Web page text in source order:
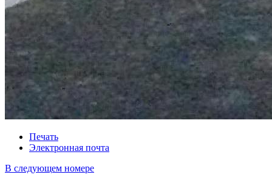
Печать
Электронная почта
В следующем номере